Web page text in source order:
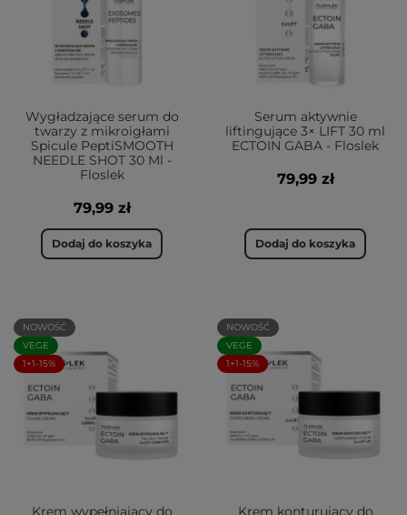
Wygładzające serum do
twarzy z mikroigłami
Spicule PeptiSMOOTH
NEEDLE SHOT 30 Ml -
Floslek
79,99 zł
Dodaj do koszyka
Serum aktywnie
liftingujące 3× LIFT 30 ml
ECTOIN GABA - Floslek
79,99 zł
Dodaj do koszyka
NOWOŚĆ
VEGE
1+1-15%
Krem wypełniający do
NOWOŚĆ
VEGE
1+1-15%
Krem konturujący do